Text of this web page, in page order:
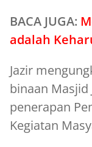
BACA JUGA:
adalah
Jazir
binaan
penerapan
Kegiatan